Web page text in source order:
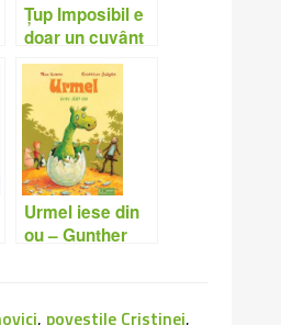
Țup Imposibil e
doar un cuvânt
– Alex Donovici
Urmel iese din
ou – Gunther
, povestile Cristinei,